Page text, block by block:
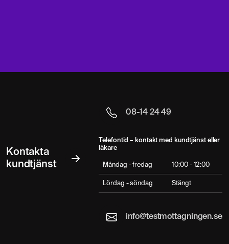
Kontakta
kundtjänst
08-14 24 49
Telefontid – kontakt med kundtjänst eller
läkare
Måndag - fredag 10:00 - 12:00
Lördag - söndag Stängt
info@testmottagningen.se